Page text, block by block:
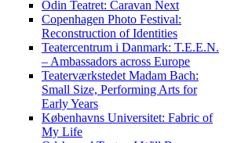
Odin Teatret: Caravan Next
Copenhagen Photo Festival:
Reconstruction of Identities
Teatercentrum i Danmark: T.E.E.N.
– Ambassadors across Europe
Teaterværkstedet Madam Bach:
Small Size, Performing Arts for
Early Years
Københavns Universitet: Fabric of
My Life